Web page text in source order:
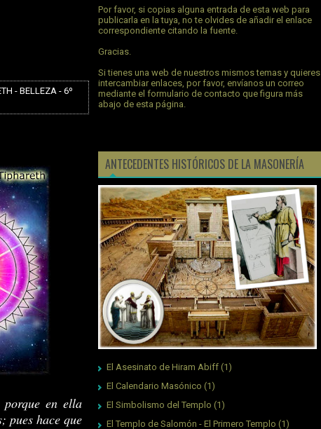
- BELLEZA - 6º
en ella
pues hace que
Por favor, si copias alguna entrada de esta web para
publicarla en la tuya, no te olvides de añadir el enlace
correspondiente citando la fuente.
Gracias.
Si tienes una web de nuestros mismos temas y quieres
intercambiar enlaces, por favor, envíanos un correo
mediante el formulario de contacto que figura más
abajo de esta página.
ANTECEDENTES HISTÓRICOS DE LA MASONERÍA
El Asesinato de Hiram Abiff (1)
El Calendario Masónico (1)
El Simbolismo del Templo (1)
El Templo de Salomón - El Primero Templo (1)